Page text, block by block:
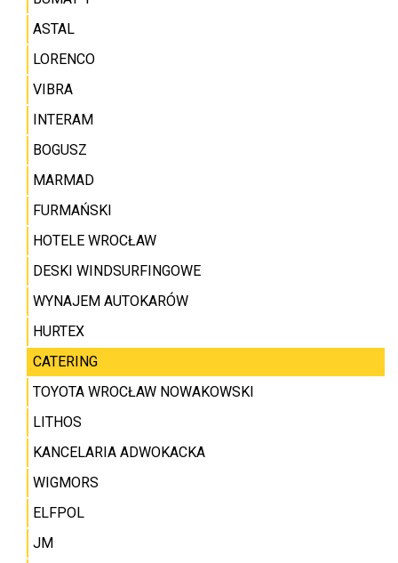
ASTAL
LORENCO
VIBRA
INTERAM
BOGUSZ
MARMAD
FURMAŃSKI
HOTELE WROCŁAW
DESKI WINDSURFINGOWE
WYNAJEM AUTOKARÓW
HURTEX
CATERING
TOYOTA WROCŁAW NOWAKOWSKI
LITHOS
KANCELARIA ADWOKACKA
WIGMORS
ELFPOL
JM